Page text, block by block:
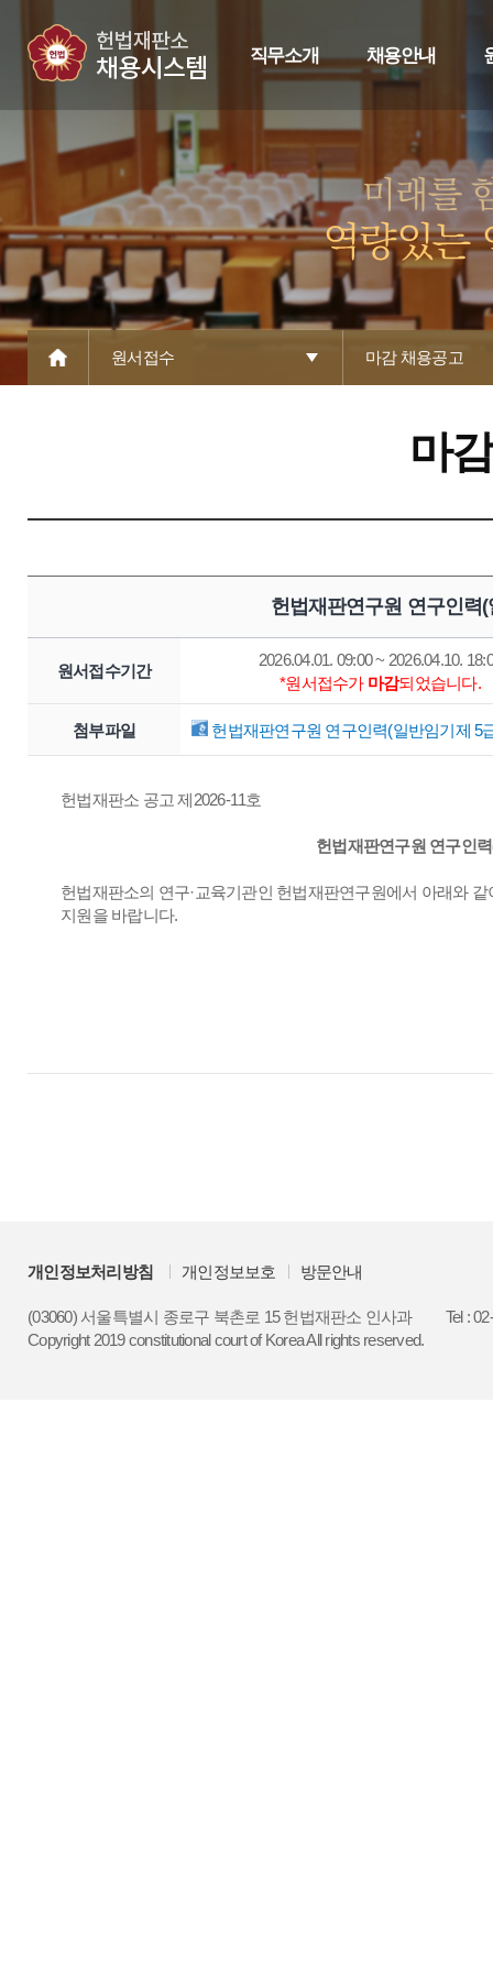
직무소개 채용안내
원서접수 마감 채용공고
마
헌법재판연구원 연구인력
원서접수기간
2026.04.01. 09:00 ~ 2026.04.10.
*원서접수가 마감되었습니다.
첨부파일 헌법재판연구원 연구인력(일반임기제 5
헌법재판소 공고 제2026-11호
헌법재판연구원 연구인
헌법재판소의 연구·교육기관인 헌법재판연구원에서 아래와
지원을 바랍니다.
개인정보처리방침 개인정보보호 방문안내
(03060) 서울특별시 종로구 북촌로 15 헌법재판소 인사과
Tel :
Copyright 2019 constitutional court of Korea All rights reserved.